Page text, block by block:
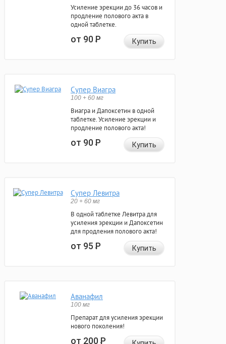
Усиление эрекции до 36 часов и
продление полового акта в
одной таблетке.
от 90Р Купить
Супер Виагра
100 + 60 мг
Виагра и Дапоксетин в одной
таблетке. Усиление эрекции и
продление полового акта!
от 90Р Купить
Супер Левитра
20 + 60 мг
В одной таблетке Левитра для
усиления эрекции и Дапоксетин
для продления полового акта!
от 95Р Купить
Аванафил
100 мг
Препарат для усиления эрекции
нового поколения!
от 200Р